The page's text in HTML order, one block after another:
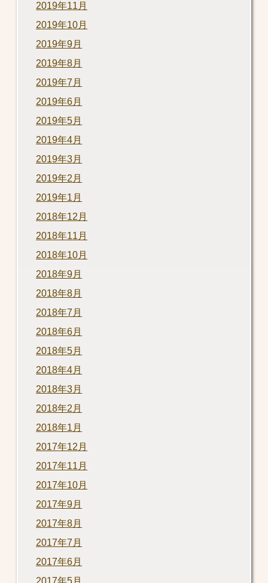
2019年11月
2019年10月
2019年9月
2019年8月
2019年7月
2019年6月
2019年5月
2019年4月
2019年3月
2019年2月
2019年1月
2018年12月
2018年11月
2018年10月
2018年9月
2018年8月
2018年7月
2018年6月
2018年5月
2018年4月
2018年3月
2018年2月
2018年1月
2017年12月
2017年11月
2017年10月
2017年9月
2017年8月
2017年7月
2017年6月